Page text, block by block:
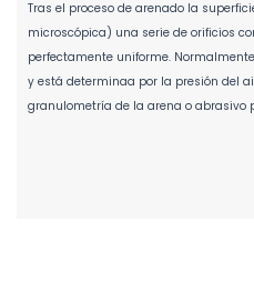
Tras el proceso de arenado la
microscópica) una serie de orificios
perfectamente uniforme.
y está determinaa por la presión del
granulometría de la arena o abrasivo